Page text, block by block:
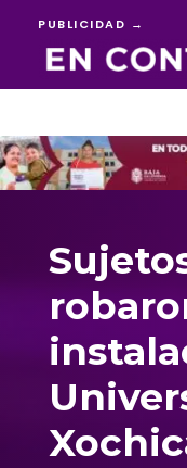
PUBLICIDAD →
Reproductor
de
vídeo